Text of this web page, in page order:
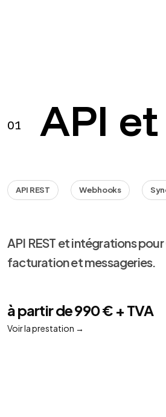
01 API
API REST Webhooks
API REST et intégrations pour
facturation et messageries.
à partir de 990 € + TVA
Voir la prestation →